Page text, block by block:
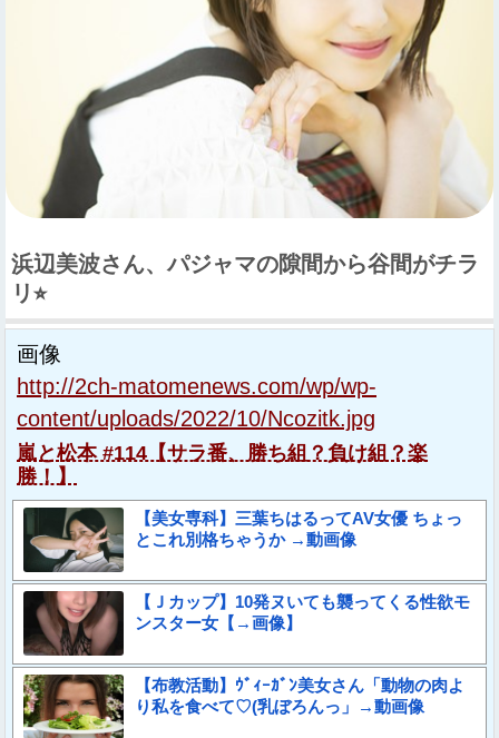
浜辺美波さん、パジャマの隙間から谷間がチラ
リ⭐︎
画像
http://2ch-matomenews.com/wp/wp-
content/uploads/2022/10/Ncozitk.jpg
嵐と松本 #114【サラ番、勝ち組？負け組？楽
勝！】
【美女専科】三葉ちはるってAV女優 ちょっ
とこれ別格ちゃうか →動画像
【Ｊカップ】10発ヌいても襲ってくる性欲モ
ンスター女【→画像】
【布教活動】ｳﾞｨｰｶﾞﾝ美女さん「動物の肉よ
り私を食べて♡(乳ぼろんっ」→動画像